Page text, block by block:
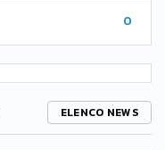
0
ELENCO NEWS